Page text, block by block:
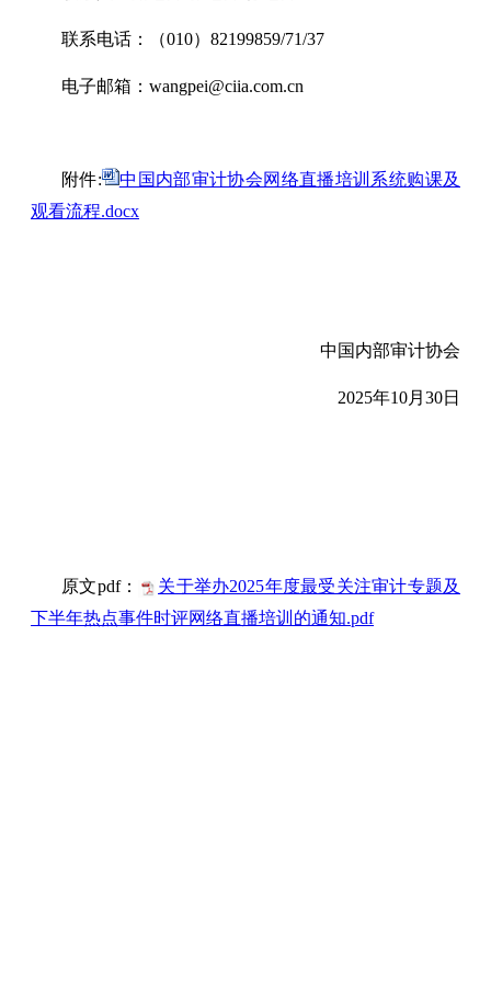
联系电话：（010）82199859/71/37
电子邮箱：wangpei@ciia.com.cn
附件:
中国内部审计协会网络直播培训系统购课及
观看流程.docx
中国内部审计协会
2025年10月30日
原文pdf：
关于举办2025年度最受关注审计专题及
下半年热点事件时评网络直播培训的通知.pdf